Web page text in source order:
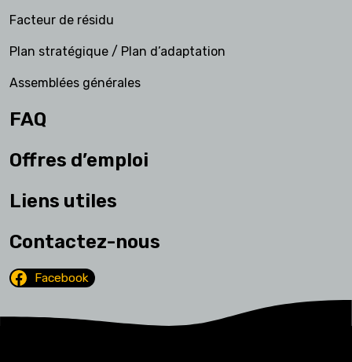
Facteur de résidu
Plan stratégique / Plan d’adaptation
Assemblées générales
FAQ
Offres d’emploi
Liens utiles
Contactez-nous
Facebook